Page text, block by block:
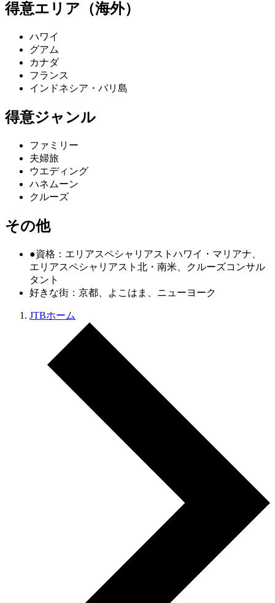
得意エリア（海外）
ハワイ
グアム
カナダ
フランス
インドネシア・バリ島
得意ジャンル
ファミリー
夫婦旅
ウエディング
ハネムーン
クルーズ
その他
●資格：エリアスペシャリアストハワイ・マリアナ、
エリアスペシャリアスト北・南米、クルーズコンサル
タント
好きな街：京都、よこはま、ニューヨーク
JTBホーム